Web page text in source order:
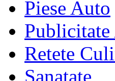
Piese Auto
Retete
Sanatate